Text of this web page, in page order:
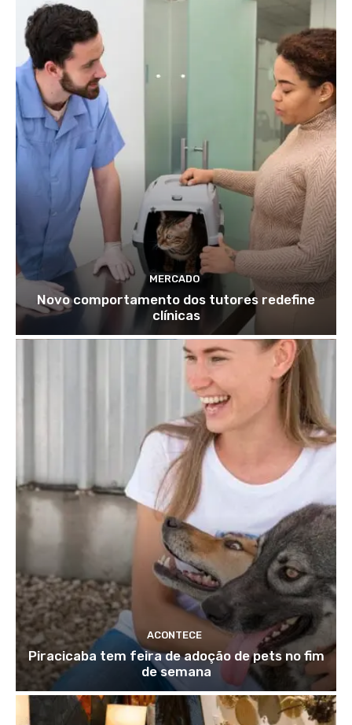
MERCADO
Novo comportamento dos tutores redefine
clínicas
ACONTECE
Piracicaba tem feira de adoção de pets no fim
de semana